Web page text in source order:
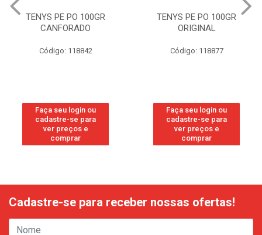
TENYS PE PO 100GR
CANFORADO
Código: 118842
Faça seu login ou
cadastre-se para
ver preços e
comprar
TENYS PE PO 100GR
ORIGINAL
Código: 118877
Faça seu login ou
cadastre-se para
ver preços e
comprar
Cadastre-se para receber nossas ofertas!